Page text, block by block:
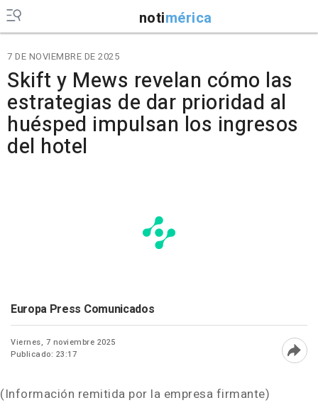
notimérica
7 DE NOVIEMBRE DE 2025
Skift y Mews revelan cómo las
estrategias de dar prioridad al
huésped impulsan los ingresos
del hotel
Europa Press Comunicados
Viernes, 7 noviembre 2025
Publicado: 23:17
(Información remitida por la empresa firmante)